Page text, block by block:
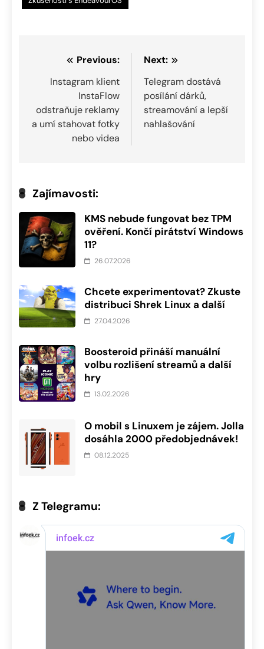
Navigace
pro
příspěvek
Previous:
Instagram klient
InstaFlow
odstraňuje reklamy
a umí stahovat fotky
nebo videa
Next:
Telegram dostává
posílání dárků,
streamování a lepší
nahlašování
Zajímavosti:
KMS nebude fungovat bez TPM
ověření. Končí pirátství Windows
11?
26.07.2026
Chcete experimentovat? Zkuste
distribuci Shrek Linux a další
27.04.2026
Boosteroid přináší manuální
volbu rozlišení streamů a další
hry
13.02.2026
O mobil s Linuxem je zájem. Jolla
dosáhla 2000 předobjednávek!
08.12.2025
Z Telegramu: